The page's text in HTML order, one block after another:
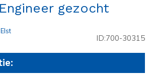
gezocht
Elst
ID:700-30315